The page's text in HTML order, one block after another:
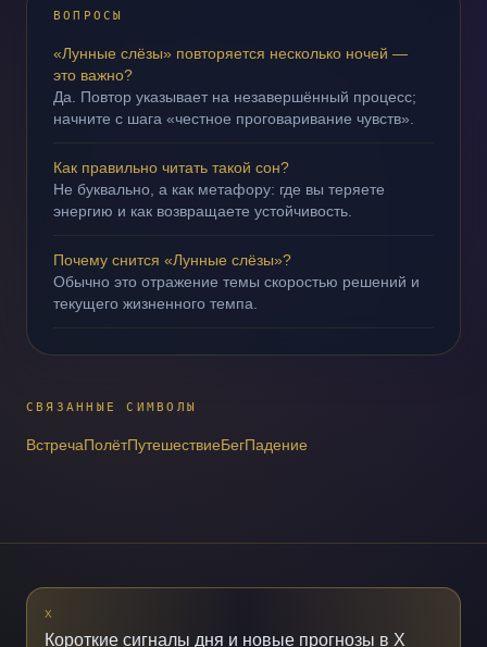
ВОПРОСЫ
«Лунные слёзы» повторяется несколько ночей —
это важно?
Да. Повтор указывает на незавершённый процесс;
начните с шага «честное проговаривание чувств».
Как правильно читать такой сон?
Не буквально, а как метафору: где вы теряете
энергию и как возвращаете устойчивость.
Почему снится «Лунные слёзы»?
Обычно это отражение темы скоростью решений и
текущего жизненного темпа.
СВЯЗАННЫЕ СИМВОЛЫ
ВстречаПолётПутешествиеБегПадение
X
Короткие сигналы дня и новые прогнозы в X